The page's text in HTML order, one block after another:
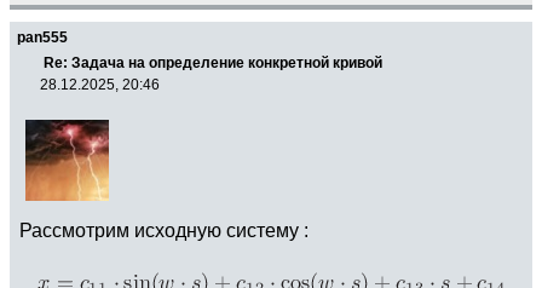
pan555
Re: Задача на определение конкретной кривой
28.12.2025, 20:46
Рассмотрим исходную систему :